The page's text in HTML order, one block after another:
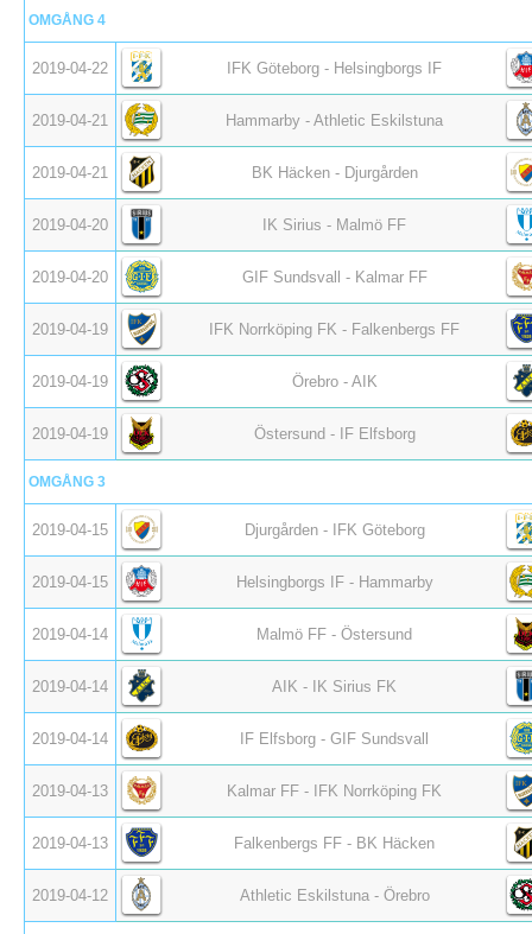
OMGÅNG 4
2019-04-22 IFK Göteborg - Helsingborgs IF
2019-04-21 Hammarby - Athletic Eskilstuna
2019-04-21 BK Häcken - Djurgården
2019-04-20 IK Sirius - Malmö FF
2019-04-20 GIF Sundsvall - Kalmar FF
2019-04-19 IFK Norrköping FK - Falkenbergs FF
2019-04-19 Örebro - AIK
2019-04-19 Östersund - IF Elfsborg
OMGÅNG 3
2019-04-15 Djurgården - IFK Göteborg
2019-04-15 Helsingborgs IF - Hammarby
2019-04-14 Malmö FF - Östersund
2019-04-14 AIK - IK Sirius FK
2019-04-14 IF Elfsborg - GIF Sundsvall
2019-04-13 Kalmar FF - IFK Norrköping FK
2019-04-13 Falkenbergs FF - BK Häcken
2019-04-12 Athletic Eskilstuna - Örebro